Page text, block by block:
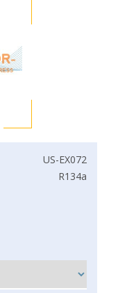
US-EX072
R134a